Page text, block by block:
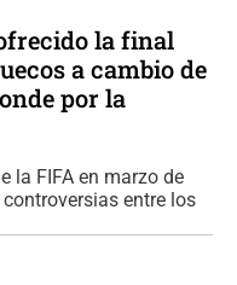
la final
a cambio de
por la
la FIFA en marzo de
entre los